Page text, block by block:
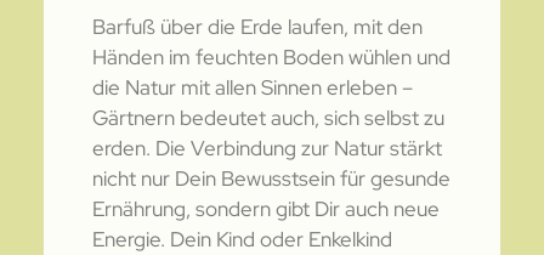
Barfuß über die Erde laufen, mit den
Händen im feuchten Boden wühlen und
die Natur mit allen Sinnen erleben –
Gärtnern bedeutet auch, sich selbst zu
erden. Die Verbindung zur Natur stärkt
nicht nur Dein Bewusstsein für gesunde
Ernährung, sondern gibt Dir auch neue
Energie. Dein Kind oder Enkelkind